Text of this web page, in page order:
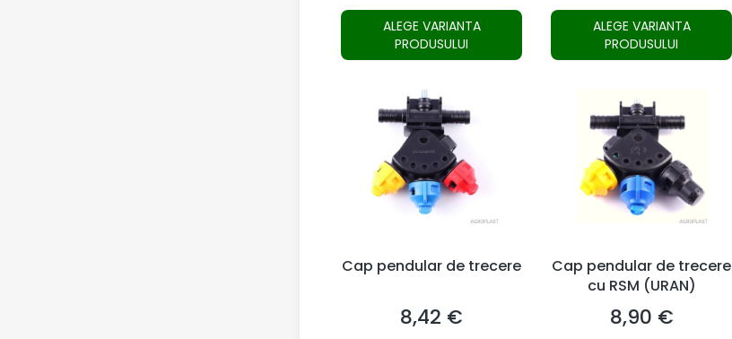
ALEGE VARIANTA
PRODUSULUI
ALEGE VARIANTA
PRODUSULUI
Cap pendular de trecere
Preț
8,42 €
Cap pendular de trecere
cu RSM (URAN)
Preț
8,90 €